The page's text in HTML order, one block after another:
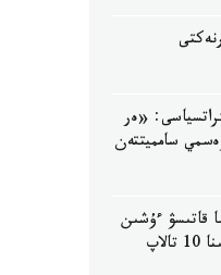
«ەر
سامميتتەن
قاتىسۋ ءۇشىن
حالىقارالىق فۋتبول فەدەراتسياسىنا 10 تالاپ